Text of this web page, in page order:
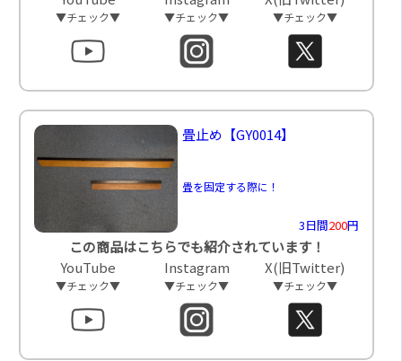
▼チェック▼ ▼チェック▼ ▼チェック▼
畳止め 【GY0014】
畳を固定する際に！
3日間200円
この商品はこちらでも紹介されています！
YouTube
▼チェック▼
Instagram
▼チェック▼
X(旧Twitter)
▼チェック▼